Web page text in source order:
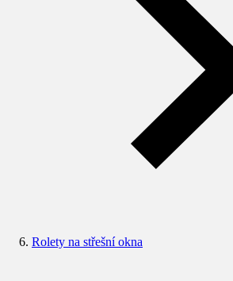
Rolety na střešní okna